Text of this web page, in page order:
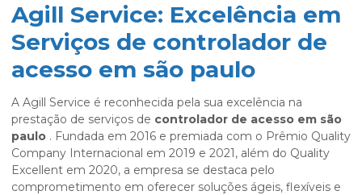
Agill Service: Excelência em
Serviços de controlador de
acesso em são paulo
A Agill Service é reconhecida pela sua excelência na
prestação de serviços de controlador de acesso em são
paulo . Fundada em 2016 e premiada com o Prêmio Quality
Company Internacional em 2019 e 2021, além do Quality
Excellent em 2020, a empresa se destaca pelo
comprometimento em oferecer soluções ágeis, flexíveis e